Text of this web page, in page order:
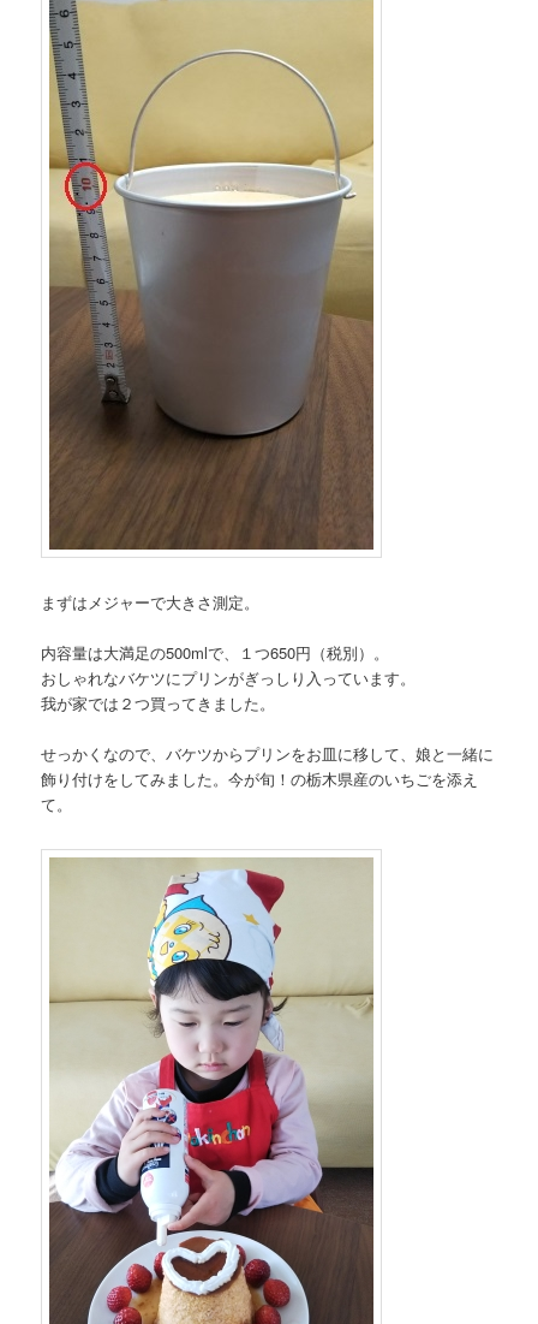
まずはメジャーで大きさ測定。
内容量は大満足の500mlで、１つ650円（税別）。
おしゃれなバケツにプリンがぎっしり入っています。
我が家では２つ買ってきました。
せっかくなので、バケツからプリンをお皿に移して、娘と一緒に
飾り付けをしてみました。今が旬！の栃木県産のいちごを添え
て。